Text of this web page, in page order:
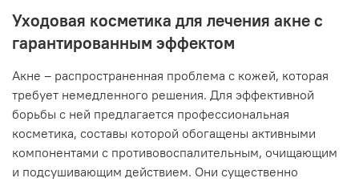
Уходовая косметика для лечения акне с
гарантированным эффектом
Акне – распространенная проблема с кожей, которая
требует немедленного решения. Для эффективной
борьбы с ней предлагается профессиональная
косметика, составы которой обогащены активными
компонентами с противовоспалительным, очищающим
и подсушивающим действием. Они существенно